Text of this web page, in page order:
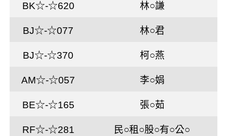
BK☆-☆620 林○謙
BJ☆-☆077 林○君
BJ☆-☆370 柯○燕
AM☆-☆057 李○娟
BE☆-☆165 張○茹
RF☆-☆281 民○租○股○有○公○